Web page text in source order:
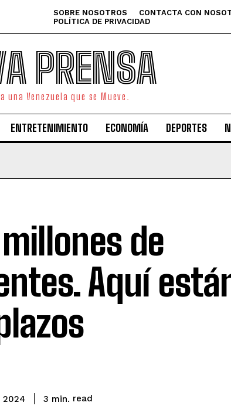
SOBRE NOSOTROS CONTACTA CON
POLÍTICA DE PRIVACIDAD
PRENSA
una Venezuela que se Mueve.
ENTRETENIMIENTO ECONOMÍA DEPORTES
de
Aquí
2024 3 min. read